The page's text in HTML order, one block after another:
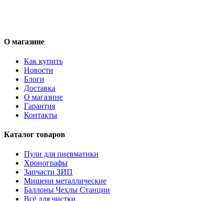
О магазине
Как купить
Новости
Блоги
Доставка
О магазине
Гарантия
Контакты
Каталог товаров
Пули для пневматики
Хронографы
Запчасти ЗИП
Мишени металлические
Баллоны Чехлы Станции
Всё для чистки